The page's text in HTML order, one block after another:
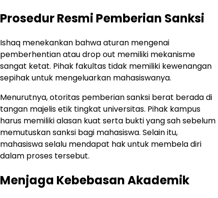
Prosedur Resmi Pemberian Sanksi
Ishaq menekankan bahwa aturan mengenai
pemberhentian atau drop out memiliki mekanisme
sangat ketat. Pihak fakultas tidak memiliki kewenangan
sepihak untuk mengeluarkan mahasiswanya.
Menurutnya, otoritas pemberian sanksi berat berada di
tangan majelis etik tingkat universitas. Pihak kampus
harus memiliki alasan kuat serta bukti yang sah sebelum
memutuskan sanksi bagi mahasiswa. Selain itu,
mahasiswa selalu mendapat hak untuk membela diri
dalam proses tersebut.
Menjaga Kebebasan Akademik